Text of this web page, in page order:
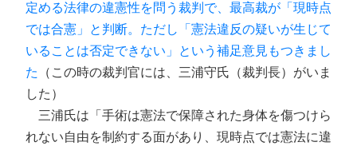
定める法律の違憲性を問う裁判で、最高裁が「現時点
では合憲」と判断。ただし「憲法違反の疑いが生じて
いることは否定できない」という補足意見もつきまし
た
（この時の裁判官には、三浦守氏（裁判長）がいま
した）
三浦氏は「手術は憲法で保障された身体を傷つけら
れない自由を制約する面があり、現時点では憲法に違